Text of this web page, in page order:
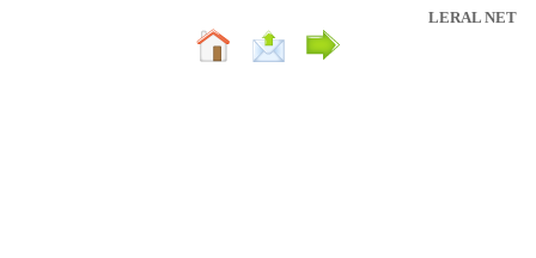
LERAL NET